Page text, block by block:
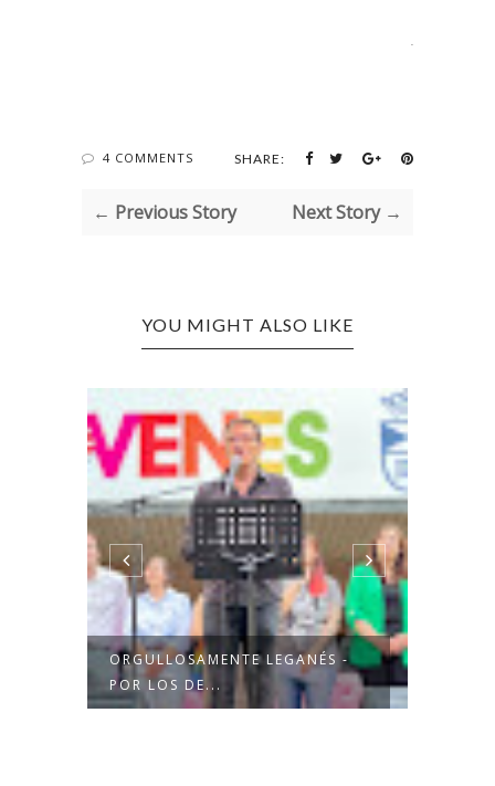
.
4 COMMENTS SHARE:
← Previous Story Next Story →
YOU MIGHT ALSO LIKE
ORGULLOSAMENTE LEGANÉS -
POR LOS DE...